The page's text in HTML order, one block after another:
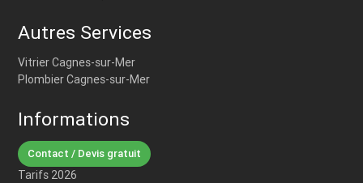
Autres Services
Vitrier Cagnes-sur-Mer
Plombier Cagnes-sur-Mer
Informations
Contact / Devis gratuit
Tarifs 2026